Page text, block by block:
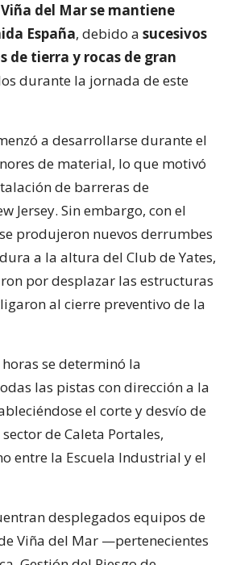
del Mar se mantiene
España, debido a sucesivos
de tierra y rocas de gran
durante la jornada de este
a desarrollarse durante el
de material, lo que motivó
de barreras de
Jersey. Sin embargo, con el
produjeron nuevos derrumbes
a la altura del Club de Yates,
por desplazar las estructuras
al cierre preventivo de la
se determinó la
las pistas con dirección a la
el corte y desvío de
de Caleta Portales,
entre la Escuela Industrial y el
desplegados equipos de
Viña del Mar —pertenecientes